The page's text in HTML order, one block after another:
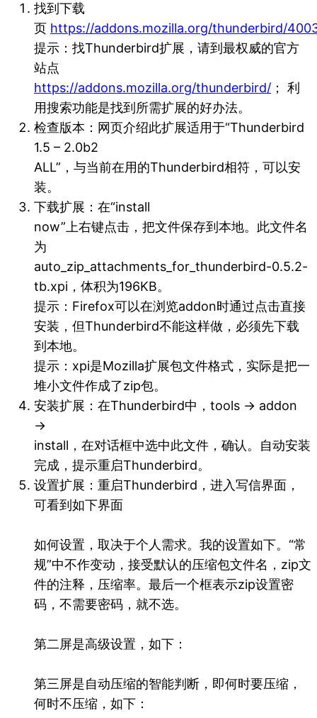
找到下载
页 https://addons.mozilla.org/thunderbird/
提示：找Thunderbird扩展，请到最权威的官方
站点
https://addons.mozilla.org/thunderbird/ ； 利
用搜索功能是找到所需扩展的好办法。
检查版本：网页介绍此扩展适用于“Thunderbird
1.5 – 2.0b2
ALL”，与当前在用的Thunderbird相符，可以安
装。
下载扩展：在“install
now”上右键点击，把文件保存到本地。此文件名
为
auto_zip_attachments_for_thunderbird-0.5.2-
tb.xpi，体积为196KB。
提示：Firefox可以在浏览addon时通过点击直接
安装，但Thunderbird不能这样做，必须先下载
到本地。
提示：xpi是Mozilla扩展包文件格式，实际是把一
堆小文件作成了zip包。
安装扩展：在Thunderbird中，tools → addon
→
install，在对话框中选中此文件，确认。自动安装
完成，提示重启Thunderbird。
设置扩展：重启Thunderbird，进入写信界面，
可看到如下界面
如何设置，取决于个人需求。我的设置如下。“常
规”中不作变动，接受默认的压缩包文件名，zip文
件的注释，压缩率。最后一个框表示zip设置密
码，不需要密码，就不选。
第二屏是高级设置，如下：
第三屏是自动压缩的智能判断，即何时要压缩，
何时不压缩，如下：